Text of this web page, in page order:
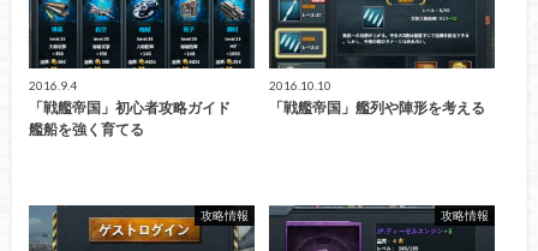
2016.9.4
「戦艦帝国」初心者攻略ガイド
艦船を強く育てる
2016.10.10
「戦艦帝国」艦列や陣形を考える
攻略情報 攻略情報